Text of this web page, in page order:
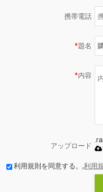
携帯電話
*題名
*内容
アップロード
利用規則を同意する。,利用